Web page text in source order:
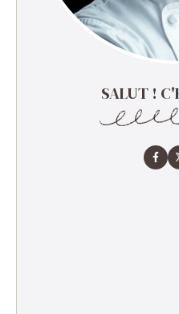
SALUT !